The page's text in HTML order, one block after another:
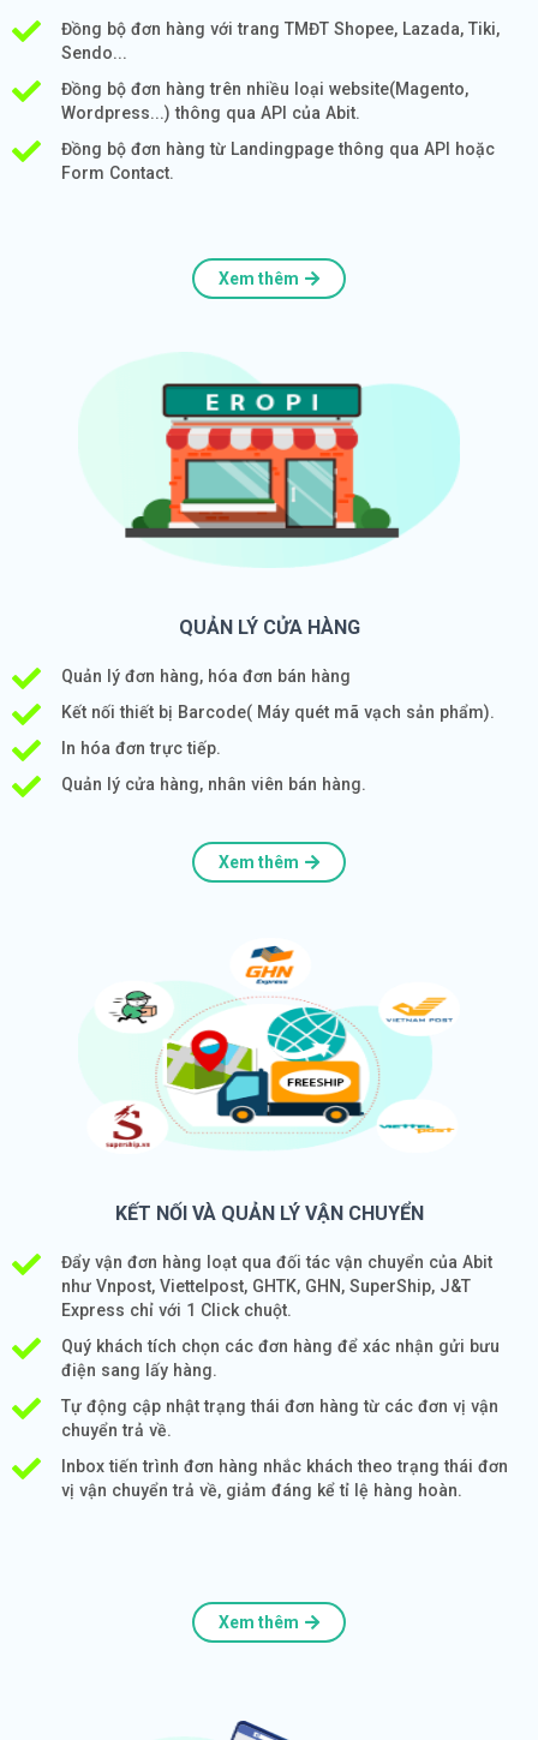
Đồng bộ đơn hàng với trang TMĐT Shopee, Lazada, Tiki,
Sendo...
Đồng bộ đơn hàng trên nhiều loại website(Magento,
Wordpress...) thông qua API của Abit.
Đồng bộ đơn hàng từ Landingpage thông qua API hoặc
Form Contact.
Xem thêm
QUẢN LÝ CỬA HÀNG
Quản lý đơn hàng, hóa đơn bán hàng
Kết nối thiết bị Barcode( Máy quét mã vạch sản phẩm).
In hóa đơn trực tiếp.
Quản lý cửa hàng, nhân viên bán hàng.
Xem thêm
KẾT NỐI VÀ QUẢN LÝ VẬN CHUYỂN
Đẩy vận đơn hàng loạt qua đối tác vận chuyển của Abit
như Vnpost, Viettelpost, GHTK, GHN, SuperShip, J&T
Express chỉ với 1 Click chuột.
Quý khách tích chọn các đơn hàng để xác nhận gửi bưu
điện sang lấy hàng.
Tự động cập nhật trạng thái đơn hàng từ các đơn vị vận
chuyển trả về.
Inbox tiến trình đơn hàng nhắc khách theo trạng thái đơn
vị vận chuyển trả về, giảm đáng kể tỉ lệ hàng hoàn.
Xem thêm